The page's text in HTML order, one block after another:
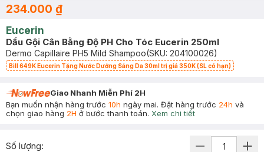
234.000 ₫
Eucerin
Dầu Gội Cân Bằng Độ PH Cho Tóc Eucerin 250ml
Dermo Capillaire PH5 Mild Shampoo(SKU: 204100026)
Bill 649K Eucerin Tặng Nước Dưỡng Sáng Da 30ml trị giá 350K (SL có hạn)
Giao Nhanh Miễn Phí 2H
Bạn muốn nhận hàng trước 10h ngày mai. Đặt hàng trước 24h và
chọn giao hàng 2H ở bước thanh toán. Xem chi tiết
Số lượng: